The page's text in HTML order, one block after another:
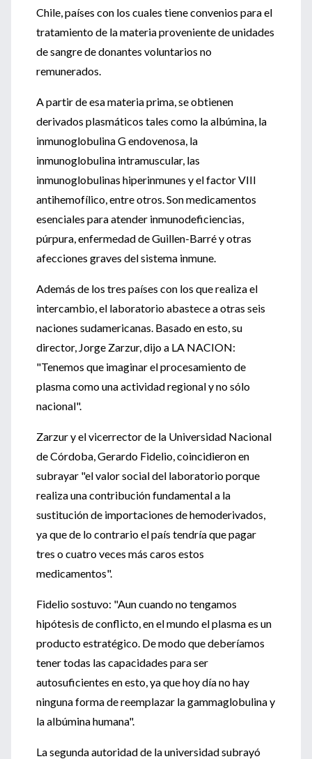
Chile, países con los cuales tiene convenios para el
tratamiento de la materia proveniente de unidades
de sangre de donantes voluntarios no
remunerados.
A partir de esa materia prima, se obtienen
derivados plasmáticos tales como la albúmina, la
inmunoglobulina G endovenosa, la
inmunoglobulina intramuscular, las
inmunoglobulinas hiperinmunes y el factor VIII
antihemofílico, entre otros. Son medicamentos
esenciales para atender inmunodeficiencias,
púrpura, enfermedad de Guillen-Barré y otras
afecciones graves del sistema inmune.
Además de los tres países con los que realiza el
intercambio, el laboratorio abastece a otras seis
naciones sudamericanas. Basado en esto, su
director, Jorge Zarzur, dijo a LA NACION:
"Tenemos que imaginar el procesamiento de
plasma como una actividad regional y no sólo
nacional".
Zarzur y el vicerrector de la Universidad Nacional
de Córdoba, Gerardo Fidelio, coincidieron en
subrayar "el valor social del laboratorio porque
realiza una contribución fundamental a la
sustitución de importaciones de hemoderivados,
ya que de lo contrario el país tendría que pagar
tres o cuatro veces más caros estos
medicamentos".
Fidelio sostuvo: "Aun cuando no tengamos
hipótesis de conflicto, en el mundo el plasma es un
producto estratégico. De modo que deberíamos
tener todas las capacidades para ser
autosuficientes en esto, ya que hoy día no hay
ninguna forma de reemplazar la gammaglobulina y
la albúmina humana".
La segunda autoridad de la universidad subrayó